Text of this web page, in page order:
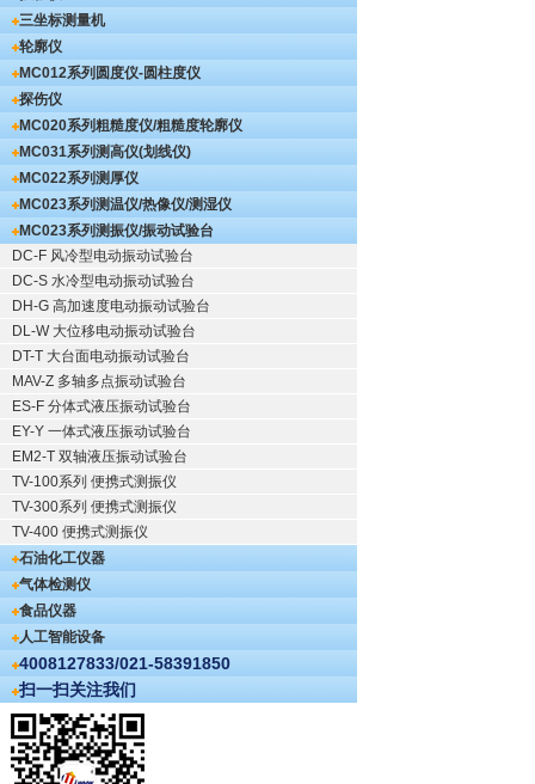
三坐标测量机
轮廓仪
MC012系列圆度仪-圆柱度仪
探伤仪
MC020系列粗糙度仪/粗糙度轮廓仪
MC031系列测高仪(划线仪)
MC022系列测厚仪
MC023系列测温仪/热像仪/测湿仪
MC023系列测振仪/振动试验台
DC-F 风冷型电动振动试验台
DC-S 水冷型电动振动试验台
DH-G 高加速度电动振动试验台
DL-W 大位移电动振动试验台
DT-T 大台面电动振动试验台
MAV-Z 多轴多点振动试验台
ES-F 分体式液压振动试验台
EY-Y 一体式液压振动试验台
EM2-T 双轴液压振动试验台
TV-100系列 便携式测振仪
TV-300系列 便携式测振仪
TV-400 便携式测振仪
石油化工仪器
气体检测仪
食品仪器
人工智能设备
4008127833/021-58391850
扫一扫关注我们